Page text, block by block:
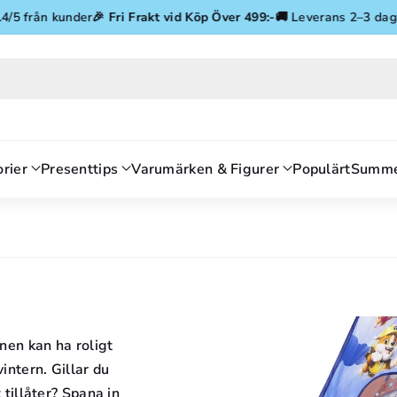
Gå vidare till innehåll
kunder🎉Fri Frakt vid Köp Över 499:-🚚 Leverans 2–3 dagar ⭐
Presenttips Varumärken & Figurer Populärt
kan ha roligt
Gillar du